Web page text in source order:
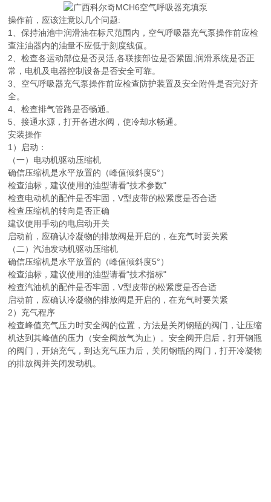
操作前，应该注意以几个问题:
1、保持油池中润滑油在标尺范围内，空气呼吸器充气泵操作前应检
查注油器内的油量不应低于刻度线值。
2、检查各运动部位是否灵活,各联接部位是否紧固,润滑系统是否正
常，电机及电器控制设备是否安全可靠。
3、空气呼吸器充气泵操作前应检查防护装置及安全附件是否完好齐
全。
4、检查排气管路是否畅通。
5、接通水源，打开各进水阀，使冷却水畅通。
安装操作
1）启动：
（一）电动机驱动压缩机
确信压缩机是水平放置的（峰值倾斜度5°）
检查油标，建议使用的油型请看“技术参数"
检查电动机的配件是否牢固，V型皮带的松紧度是否合适
检查压缩机的转向是否正确
建议使用手动的电启动开关
启动前，应确认冷凝物的排放阀是开启的，在充气时要关紧
（二）汽油发动机驱动压缩机
确信压缩机是水平放置的（峰值倾斜度5°）
检查油标，建议使用的油型请看“技术指标"
检查汽油机的配件是否牢固，V型皮带的松紧度是否合适
启动前，应确认冷凝物的排放阀是开启的，在充气时要关紧
2）充气程序
检查峰值充气压力时安全阀的位置，方法是关闭钢瓶的阀门，让压缩
机达到其峰值的压力（安全阀放气为止）。安全阀开启后，打开钢瓶
的阀门，开始充气，到达充气压力后，关闭钢瓶的阀门，打开冷凝物
的排放阀并关闭发动机。